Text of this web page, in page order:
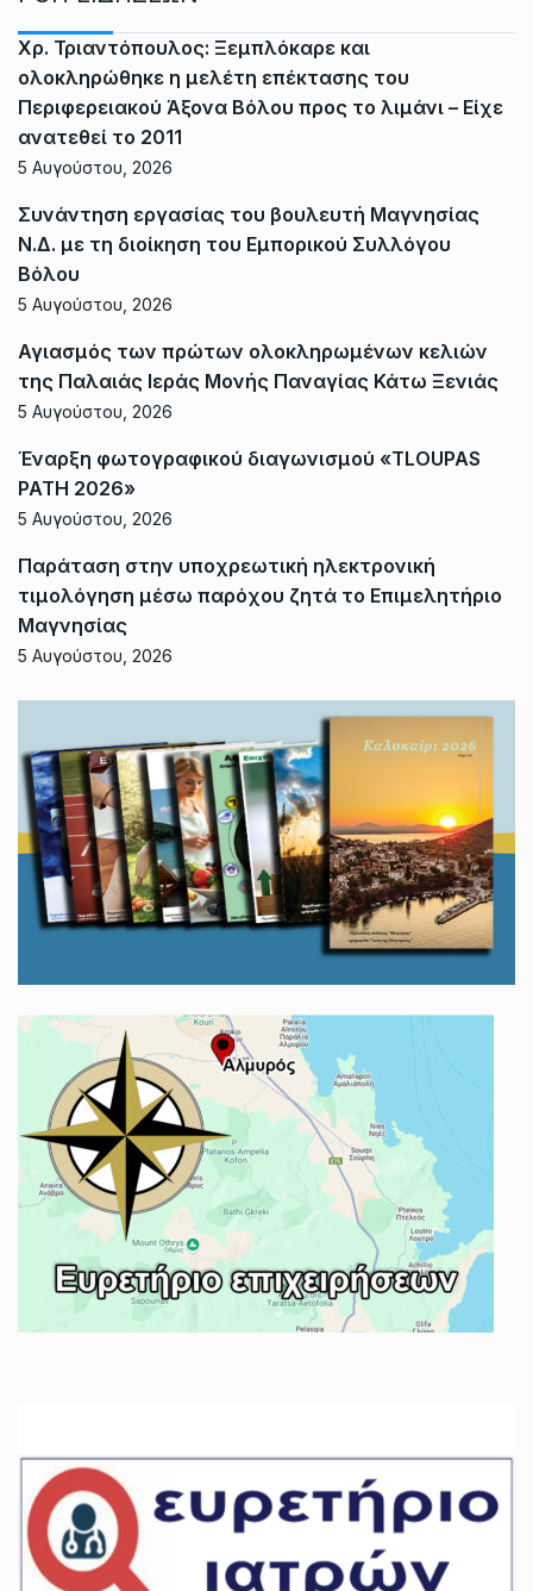
Χρ. Τριαντόπουλος: Ξεμπλόκαρε και
ολοκληρώθηκε η μελέτη επέκτασης του
Περιφερειακού Άξονα Βόλου προς το λιμάνι – Είχε
ανατεθεί το 2011
5 Αυγούστου, 2026
Συνάντηση εργασίας του βουλευτή Μαγνησίας
Ν.Δ. με τη διοίκηση του Εμπορικού Συλλόγου
Βόλου
5 Αυγούστου, 2026
Αγιασμός των πρώτων ολοκληρωμένων κελιών
της Παλαιάς Ιεράς Μονής Παναγίας Κάτω Ξενιάς
5 Αυγούστου, 2026
Έναρξη φωτογραφικού διαγωνισμού «TLOUPAS
PATH 2026»
5 Αυγούστου, 2026
Παράταση στην υποχρεωτική ηλεκτρονική
τιμολόγηση μέσω παρόχου ζητά το Επιμελητήριο
Μαγνησίας
5 Αυγούστου, 2026